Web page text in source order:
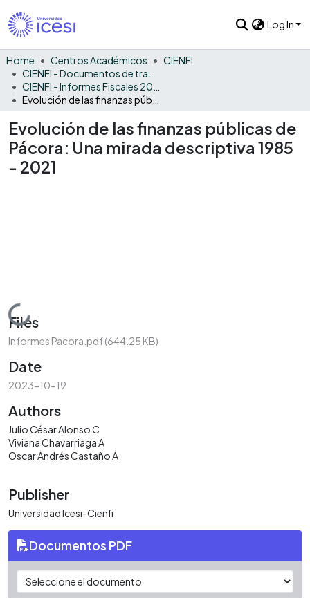
Log In
Home Centros Académicos
CIENFI
Evolución de las finanzas públicas de
Pácora: Una mirada descriptiva 1985
- 2021
Loading...
Files
Informes Pacora.pdf(644.25 KB)
Date
2023-10-19
Authors
Julio César Alonso C
Viviana Chavarriaga A
Oscar Andrés Castaño A
Publisher
Universidad Icesi-Cienfi
Documentos PDF